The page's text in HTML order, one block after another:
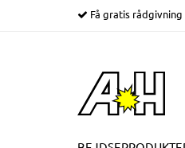
Få gratis